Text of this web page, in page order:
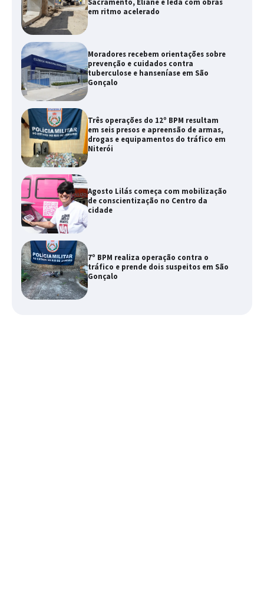
em ritmo acelerado
Moradores recebem orientações sobre
prevenção e cuidados contra
tuberculose e hanseníase em São
Gonçalo
Três operações do 12º BPM resultam
em seis presos e apreensão de armas,
drogas e equipamentos do tráfico em
Niterói
Agosto Lilás começa com mobilização
de conscientização no Centro da
cidade
7º BPM realiza operação contra o
tráfico e prende dois suspeitos em São
Gonçalo